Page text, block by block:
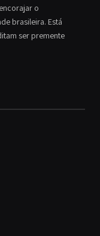
o
brasileira. Está
ser premente